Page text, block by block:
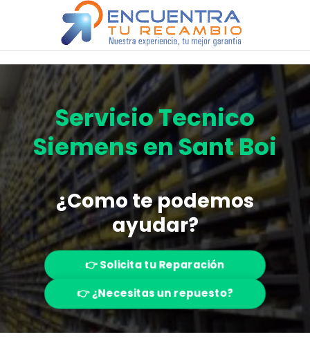
Servicio Tecnico
Siemens en Sant Boi
¿Como te podemos
ayudar?
👉 Solicita tu Reparación
👉 ¿Necesitas un repuesto?